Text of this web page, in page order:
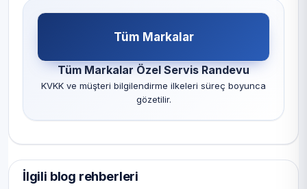
Tüm Markalar
Tüm Markalar Özel Servis Randevu
KVKK ve müşteri bilgilendirme ilkeleri süreç boyunca
gözetilir.
İlgili blog rehberleri